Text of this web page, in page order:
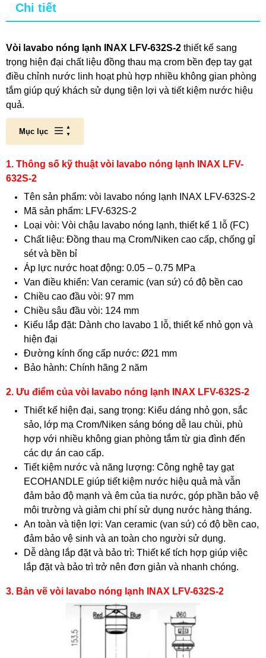
Chi tiết
Vòi lavabo nóng lạnh INAX LFV-632S-2 thiết kế sang
trọng hiện đại chất liệu đồng thau mạ crom bền đẹp tay gạt
điều chỉnh nước linh hoạt phù hợp nhiều không gian phòng
tắm giúp quý khách sử dụng tiện lợi và tiết kiệm nước hiệu
quả.
Mục lục
1. Thông số kỹ thuật vòi lavabo nóng lạnh INAX LFV-
632S-2
Tên sản phẩm: vòi lavabo nóng lạnh INAX LFV-632S-2
Mã sản phẩm: LFV-632S-2
Loại vòi: Vòi chậu lavabo nóng lạnh, thiết kế 1 lỗ (FC)
Chất liệu: Đồng thau mạ Crom/Niken cao cấp, chống gỉ
sét và bền bỉ
Áp lực nước hoạt động: 0.05 – 0.75 MPa
Van điều khiển: Van ceramic (van sứ) có độ bền cao
Chiều cao đầu vòi: 97 mm
Chiều sâu đầu vòi: 124 mm
Kiểu lắp đặt: Dành cho lavabo 1 lỗ, thiết kế nhỏ gọn và
hiện đại
Đường kính ống cấp nước: Ø21 mm
Bảo hành: Chính hãng 2 năm
2. Ưu điểm của vòi lavabo nóng lạnh INAX LFV-632S-2
Thiết kế hiện đại, sang trọng: Kiểu dáng nhỏ gọn, sắc
sảo, lớp mạ Crom/Niken sáng bóng dễ lau chùi, phù
hợp với nhiều không gian phòng tắm từ gia đình đến
các dự án cao cấp.
Tiết kiệm nước và năng lượng: Công nghệ tay gạt
ECOHANDLE giúp tiết kiệm nước hiệu quả mà vẫn
đảm bảo độ mạnh và êm của tia nước, góp phần bảo vệ
môi trường và giảm chi phí sử dụng nước hàng tháng.
An toàn và tiện lợi: Van ceramic (van sứ) có độ bền cao,
đảm bảo vệ sinh và an toàn cho người sử dụng.
Dễ dàng lắp đặt và bảo trì: Thiết kế tích hợp giúp việc
lắp đặt và bảo trì trở nên đơn giản và nhanh chóng.
3. Bản vẽ vòi lavabo nóng lạnh INAX LFV-632S-2